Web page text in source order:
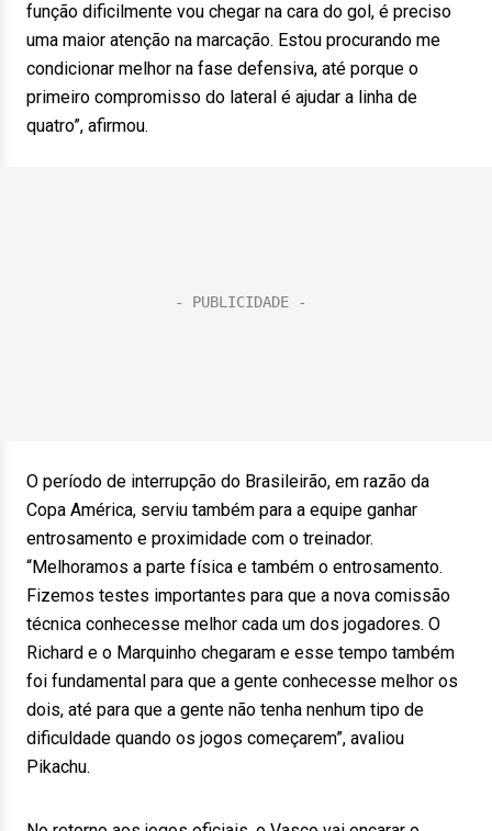
função dificilmente vou chegar na cara do gol, é preciso
uma maior atenção na marcação. Estou procurando me
condicionar melhor na fase defensiva, até porque o
primeiro compromisso do lateral é ajudar a linha de
quatro”, afirmou.
O período de interrupção do Brasileirão, em razão da
Copa América, serviu também para a equipe ganhar
entrosamento e proximidade com o treinador.
“Melhoramos a parte física e também o entrosamento.
Fizemos testes importantes para que a nova comissão
técnica conhecesse melhor cada um dos jogadores. O
Richard e o Marquinho chegaram e esse tempo também
foi fundamental para que a gente conhecesse melhor os
dois, até para que a gente não tenha nenhum tipo de
dificuldade quando os jogos começarem”, avaliou
Pikachu.